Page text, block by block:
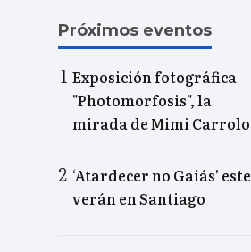
Próximos eventos
Exposición fotográfica
"Photomorfosis", la
mirada de Mimi Carrolo
‘Atardecer no Gaiás’ este
verán en Santiago